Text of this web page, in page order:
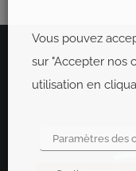
Vous pouvez
sur "Accepter nos
utilisation en
Paramètres des